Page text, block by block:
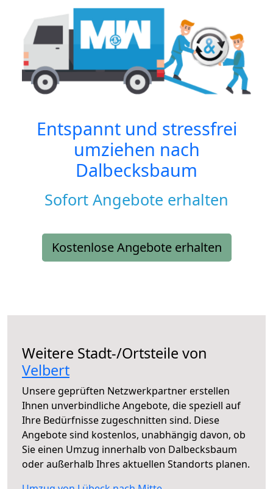
Entspannt und stressfrei
umziehen nach
Dalbecksbaum
Sofort Angebote erhalten
Kostenlose Angebote erhalten
Weitere Stadt-/Ortsteile von
Velbert
Unsere geprüften Netzwerkpartner erstellen
Ihnen unverbindliche Angebote, die speziell auf
Ihre Bedürfnisse zugeschnitten sind. Diese
Angebote sind kostenlos, unabhängig davon, ob
Sie einen Umzug innerhalb von Dalbecksbaum
oder außerhalb Ihres aktuellen Standorts planen.